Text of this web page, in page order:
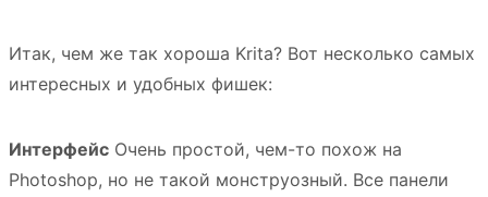
Итак, чем же так хороша Krita? Вот несколько самых
интересных и удобных фишек:
Интерфейс Очень простой, чем-то похож на
Photoshop, но не такой монструозный. Все панели